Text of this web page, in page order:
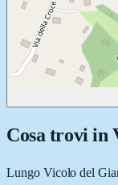
Cosa trovi in
Lungo Vicolo del